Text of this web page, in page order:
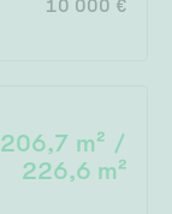
10 000 €
206,7 m² /
226,6 m²